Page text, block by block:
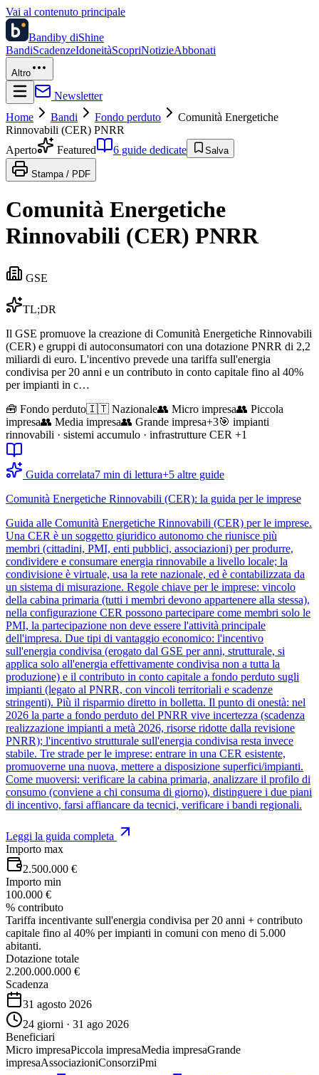
Vai al contenuto principale
Bandiby diShine
BandiScadenzeIdoneitàScopriNotizieAbbonati
Altro
Newsletter
Home
Bandi Fondo perduto
Comunità Energetiche
Rinnovabili (CER) PNRR
Aperto
Featured 6 guide dedicate Salva
Stampa / PDF
Comunità Energetiche
Rinnovabili (CER) PNRR
GSE
TL;DR
Il GSE promuove la creazione di Comunità Energetiche Rinnovabili
(CER) e gruppi di autoconsumatori con una dotazione PNRR di 2,2
miliardi di euro. L'incentivo prevede una tariffa sull'energia
condivisa per 20 anni e un contributo in conto capitale fino al 40%
per impianti in c…
🧰 Fondo perduto🇮🇹 Nazionale👥 Micro impresa👥 Piccola
impresa👥 Media impresa👥 Grande impresa+3🎯 impianti
rinnovabili · sistemi accumulo · infrastrutture CER +1
Guida correlata7 min di lettura+5 altre guide
Comunità Energetiche Rinnovabili (CER): la guida per le imprese
Guida alle Comunità Energetiche Rinnovabili (CER) per le imprese.
Una CER è un soggetto giuridico autonomo che riunisce più
membri (cittadini, PMI, enti pubblici, associazioni) per produrre,
condividere e consumare energia rinnovabile a livello locale; la
condivisione è virtuale, usa la rete nazionale, ed è contabilizzata da
un sistema di misurazione. Regole chiave per le imprese: vincolo
della cabina primaria (tutti i membri devono appartenere alla stessa),
nella configurazione CER possono partecipare come membri solo le
PMI, la partecipazione non deve essere l'attività principale
dell'impresa. Due tipi di vantaggio economico: l'incentivo
sull'energia condivisa (erogato dal GSE per anni, strutturale, si
applica solo all'energia effettivamente condivisa non a tutta la
produzione) e il contributo in conto capitale a fondo perduto sugli
impianti (legato al PNRR, con vincoli territoriali e scadenze
stringenti). Più il risparmio diretto in bolletta. Il punto di onestà: nel
2026 la parte a fondo perduto del PNRR vive incertezza (scadenza
realizzazione impianti a metà 2026, risorse ridotte dalla revisione
PNRR); l'incentivo strutturale sull'energia condivisa resta invece
stabile. Tre strade per le imprese: entrare in una CER esistente,
promuoverne una nuova, mettere a disposizione superfici/impianti.
Come muoversi: verificare la cabina primaria, analizzare il profilo di
consumo (conviene a chi consuma di giorno), distinguere i due piani
di incentivo, farsi affiancare da tecnici, verificare i bandi regionali.
Leggi la guida completa
Importo max
2.500.000 €
Importo min
100.000 €
% contributo
Tariffa incentivante sull'energia condivisa per 20 anni + contributo
capitale fino al 40% per impianti in comuni con meno di 5.000
abitanti.
Dotazione totale
2.200.000.000 €
Scadenza
31 agosto 2026
24 giorni · 31 ago 2026
Beneficiari
Micro impresaPiccola impresaMedia impresaGrande
impresaAssociazioniConsorziPmi